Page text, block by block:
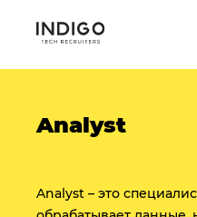
Analyst
Analyst – это